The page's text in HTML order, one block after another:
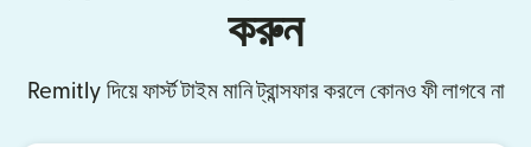
করুন
Remitly দিয়ে ফার্স্ট টাইম মানি ট্রান্সফার করলে কোনও ফী লাগবে না